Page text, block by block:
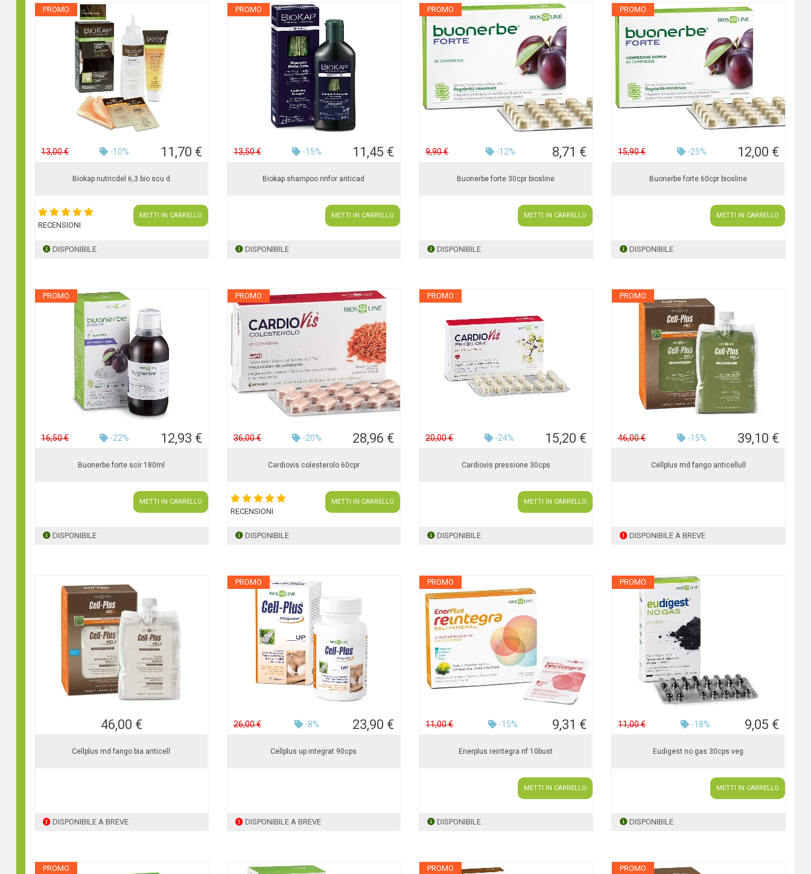
PROMO
13,00 € -10% 11,70 €
Biokap nutricdel 6,3 bio scu d
RECENSIONI
METTI IN CARRELLO
DISPONIBILE
PROMO
13,50 € -15% 11,45 €
Biokap shampoo rinfor anticad
METTI IN CARRELLO
DISPONIBILE
PROMO
9,90 € -12% 8,71 €
Buonerbe forte 30cpr biosline
METTI IN CARRELLO
DISPONIBILE
PROMO
15,90 € -25% 12,00 €
Buonerbe forte 60cpr biosline
METTI IN CARRELLO
DISPONIBILE
PROMO
16,50 € -22% 12,93 €
Buonerbe forte scir 180ml
METTI IN CARRELLO
DISPONIBILE
PROMO
36,00 € -20% 28,96 €
Cardiovis colesterolo 60cpr
RECENSIONI
METTI IN CARRELLO
DISPONIBILE
PROMO
20,00 € -24% 15,20 €
Cardiovis pressione 30cps
METTI IN CARRELLO
DISPONIBILE
PROMO
46,00 € -15% 39,10 €
Cellplus md fango anticellull
DISPONIBILE A BREVE
46,00 €
Cellplus md fango bia anticell
DISPONIBILE A BREVE
PROMO
26,00 € -8% 23,90 €
Cellplus up integrat 90cps
DISPONIBILE A BREVE
PROMO
11,00 € -15% 9,31 €
Enerplus reintegra nf 10bust
METTI IN CARRELLO
DISPONIBILE
PROMO
11,00 € -18% 9,05 €
Eudigest no gas 30cps veg
METTI IN CARRELLO
DISPONIBILE
PROMO PROMO PROMO